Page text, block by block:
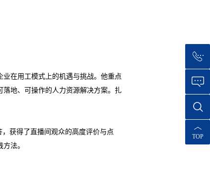
TOP
在用工模式上的机遇与挑战。他重点
地、可操作的人力资源解决方案。扎
获得了直播间观众的高度评价与点
法。